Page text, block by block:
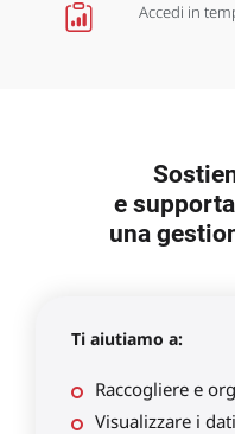
Accedi in
e
una
Ti aiutiamo a:
Raccogliere e
Visualizzare i dati